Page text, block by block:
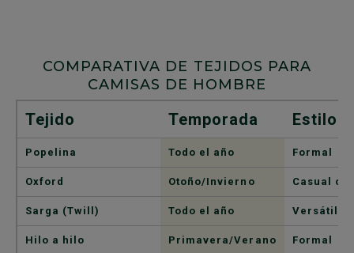
COMPARATIVA DE TEJIDOS PARA
CAMISAS DE HOMBRE
Tejido Temporada Estilo
Popelina Todo el año Formal
Oxford Otoño/Invierno Casual
Sarga (Twill) Todo el año Versátil
Hilo a hilo Primavera/Verano Formal